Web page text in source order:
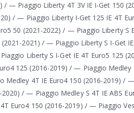
/ — Piaggio Liberty 4T 3V IE I-Get 150
/ — Piaggio Liberty I-Get 125 IE 4T
50 (2021-2022) / — Piaggio Liberty S
2021) / — Piaggio Liberty S I-Get
Liberty S I-Get IE 4T Euro5 125
125 (2016-2019) / — Piaggio Medley
4T IE Euro4 150 (2016-2019) /
/ — Piaggio Medley S 4T IE ABS
Euro4 150 (2016-2019) / — Piaggio